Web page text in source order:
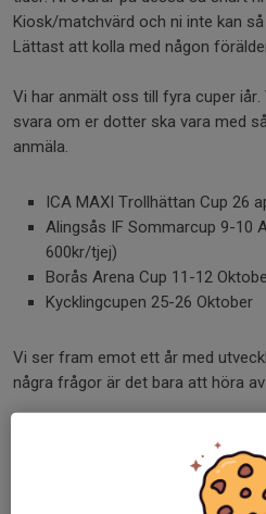
Kiosk/matchvärd och ni inte kan
Lättast att kolla med någon
Vi har anmält oss till fyra cuper
svara om er dotter ska vara med
anmäla.
ICA MAXI Trollhättan Cup 26
Alingsås IF Sommarcup 9-10
600kr/tjej)
Borås Arena Cup 11-12
Kycklingcupen 25-26 Oktober
Vi ser fram emot ett år med
några frågor är det bara att höra av